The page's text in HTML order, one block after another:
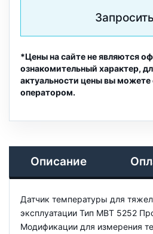
*Цены на сайте не являются
ознакомительный характер,
актуальности цены вы можете
оператором.
Описание
Датчик температуры для
эксплуатации Тип MBT 5252
Модификации для измерения